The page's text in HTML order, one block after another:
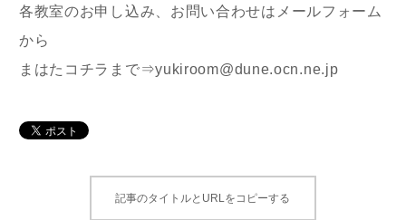
各教室のお申し込み、お問い合わせはメールフォーム
から
まはたコチラまで⇒yukiroom@dune.ocn.ne.jp
記事のタイトルとURLをコピーする